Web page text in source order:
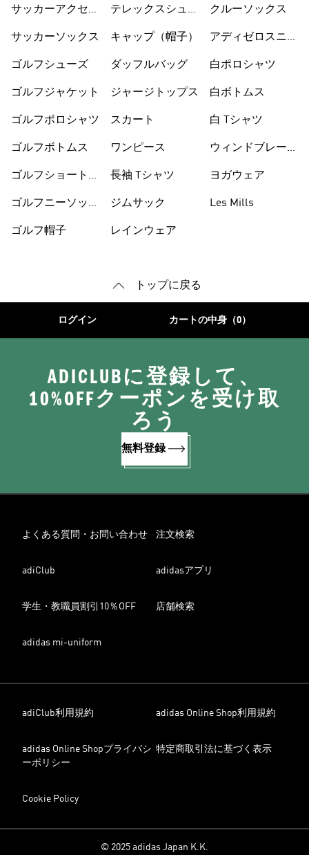
サッカーアクセサ
サッカーソックス
ゴルフシューズ
ゴルフジャケット
ゴルフポロシャツ
ゴルフボトムス
ゴルフショートパ
ゴルフニーソック
ゴルフ帽子
テレックスシュー
キャップ（帽子）
ダッフルバッグ
ジャージトップス
スカート
ワンピース
長袖 Tシャツ
ジムサック
レインウェア
クルーソックス
アディゼロスニー
白ポロシャツ
白ボトムス
白 Tシャツ
ウィンドブレーカ
ヨガウェア
Les Mills
トップに戻る
ログイン カートの中身（0）
ADICLUBに登録して、
10%OFFクーポンを受け取
ろう
無料登録
よくある質問・お問い合わせ 注文検索
adiClub adidasアプリ
学生・教職員割引10％OFF 店舗検索
adidas mi-uniform
adiClub利用規約 adidas Online Shop利用規約
adidas Online Shopプライバシ
ーポリシー
特定商取引法に基づく表示
Cookie Policy
© 2025 adidas Japan K.K.